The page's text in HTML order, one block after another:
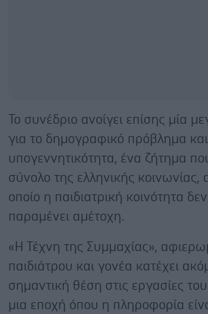
Το συνέδριο ανοίγει επίσης μία
για το δημογραφικό πρόβλημα
υπογεννητικότητα, ένα ζήτημα
σύνολο της ελληνικής κοινωνίας,
οποίο η παιδιατρική κοινότητα
παραμένει αμέτοχη.
«Η Τέχνη της Συμμαχίας»,
παιδιάτρου και γονέα κατέχει
σημαντική θέση στις εργασίες
μια εποχή όπου η πληροφορία